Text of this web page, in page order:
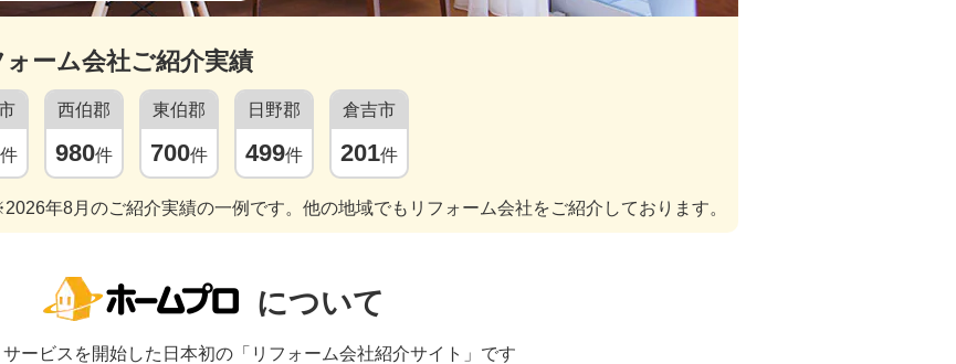
ーム会社ご紹介実績
件
西伯郡
980件
東伯郡
700件
日野郡
499件
倉吉市
201件
年8月のご紹介実績の一例です。他の地域でもリフォーム会社をご紹介しております。
について
ービスを開始した日本初の「リフォーム会社紹介サイト」です